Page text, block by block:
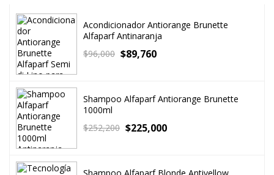
Acondicionador Antiorange Brunette
Alfaparf Antinaranja
$96,000 $89,760
Shampoo Alfaparf Antiorange Brunette
1000ml
$252,200 $225,000